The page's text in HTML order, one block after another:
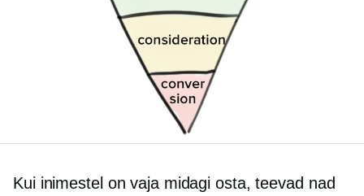
Kui inimestel on vaja midagi osta, teevad nad